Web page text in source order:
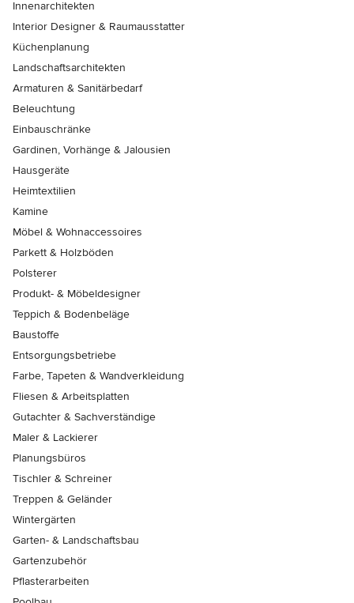
Innenarchitekten
Interior Designer & Raumausstatter
Küchenplanung
Landschaftsarchitekten
Armaturen & Sanitärbedarf
Beleuchtung
Einbauschränke
Gardinen, Vorhänge & Jalousien
Hausgeräte
Heimtextilien
Kamine
Möbel & Wohnaccessoires
Parkett & Holzböden
Polsterer
Produkt- & Möbeldesigner
Teppich & Bodenbeläge
Baustoffe
Entsorgungsbetriebe
Farbe, Tapeten & Wandverkleidung
Fliesen & Arbeitsplatten
Gutachter & Sachverständige
Maler & Lackierer
Planungsbüros
Tischler & Schreiner
Treppen & Geländer
Wintergärten
Garten- & Landschaftsbau
Gartenzubehör
Pflasterarbeiten